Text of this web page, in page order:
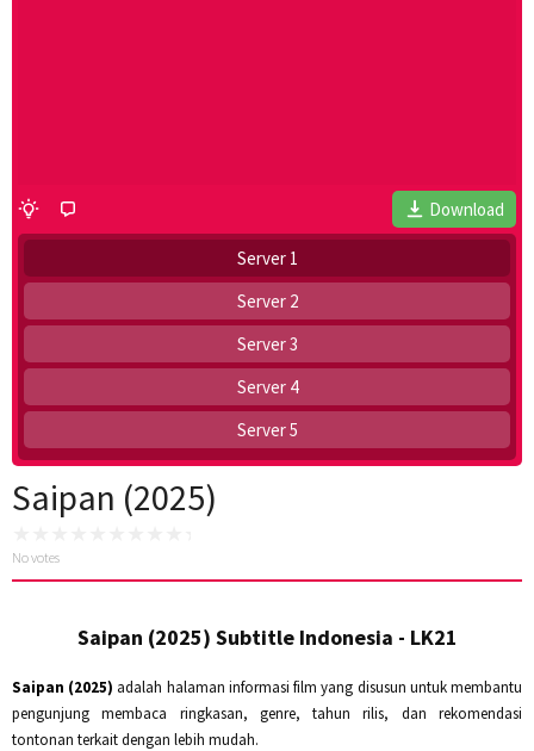
Download
Server 1
Server 2
Server 3
Server 4
Server 5
Saipan (2025)
No votes
Saipan (2025) Subtitle Indonesia - LK21
Saipan (2025) adalah halaman informasi film yang disusun untuk membantu
pengunjung membaca ringkasan, genre, tahun rilis, dan rekomendasi
tontonan terkait dengan lebih mudah.